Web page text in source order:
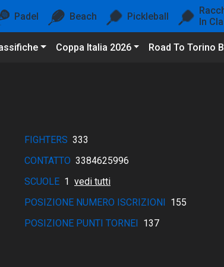
Padel Beach Pickleball
In
Coppa Italia 2026 Road To Torino
FIGHTERS 333
CONTATTO 3384625996
SCUOLE 1 vedi tutti
POSIZIONE NUMERO ISCRIZIONI 155
POSIZIONE PUNTI TORNEI 137